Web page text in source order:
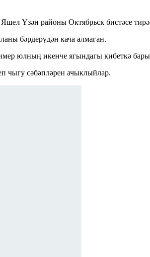
Үзән районы Октябрьск бистәсе
бәрдерүдән кача алмаган.
юлның икенче ягындагы кибеткә
чыгу сәбәпләрен ачыклыйлар.